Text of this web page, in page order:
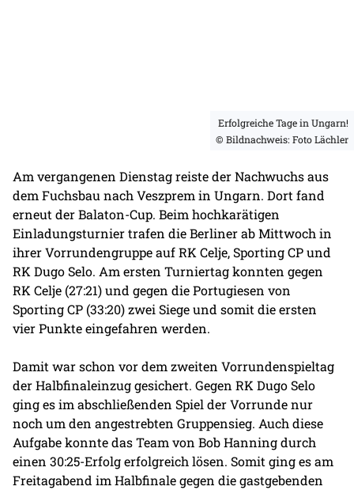
Erfolgreiche Tage in Ungarn!
© Bildnachweis: Foto Lächler
Am vergangenen Dienstag reiste der Nachwuchs aus
dem Fuchsbau nach Veszprem in Ungarn. Dort fand
erneut der Balaton-Cup. Beim hochkarätigen
Einladungsturnier trafen die Berliner ab Mittwoch in
ihrer Vorrundengruppe auf RK Celje, Sporting CP und
RK Dugo Selo. Am ersten Turniertag konnten gegen
RK Celje (27:21) und gegen die Portugiesen von
Sporting CP (33:20) zwei Siege und somit die ersten
vier Punkte eingefahren werden.
Damit war schon vor dem zweiten Vorrundenspieltag
der Halbfinaleinzug gesichert. Gegen RK Dugo Selo
ging es im abschließenden Spiel der Vorrunde nur
noch um den angestrebten Gruppensieg. Auch diese
Aufgabe konnte das Team von Bob Hanning durch
einen 30:25-Erfolg erfolgreich lösen. Somit ging es am
Freitagabend im Halbfinale gegen die gastgebenden